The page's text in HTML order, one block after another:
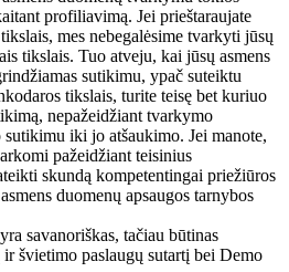
profiliavimą. Jei prieštaraujate
mes nebegalėsime tvarkyti jūsų
tikslais. Tuo atveju, kai jūsų asmens
sutikimu, ypač suteiktu
tikslais, turite teisę bet kuriuo
nepažeidžiant tvarkymo
iki jo atšaukimo. Jei manote,
pažeidžiant teisinius
skundą kompetentingai priežiūros
duomenų apsaugos tarnybos
savanoriškas, tačiau būtinas
švietimo paslaugų sutartį bei Demo